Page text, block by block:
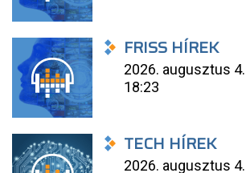
FRISS HÍREK
2026. augusztus 4.
18:23
TECH HÍREK
2026. augusztus 4.